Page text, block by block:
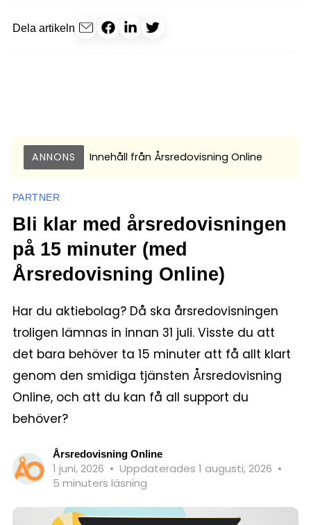
Dela artikeln
ANNONS Innehåll från Årsredovisning Online
PARTNER
Bli klar med årsredovisningen
på 15 minuter (med
Årsredovisning Online)
Har du aktiebolag? Då ska årsredovisningen
troligen lämnas in innan 31 juli. Visste du att
det bara behöver ta 15 minuter att få allt klart
genom den smidiga tjänsten Årsredovisning
Online, och att du kan få all support du
behöver?
Årsredovisning Online
1 juni, 2026 • Uppdaterades 1 augusti, 2026 •
5 minuters läsning